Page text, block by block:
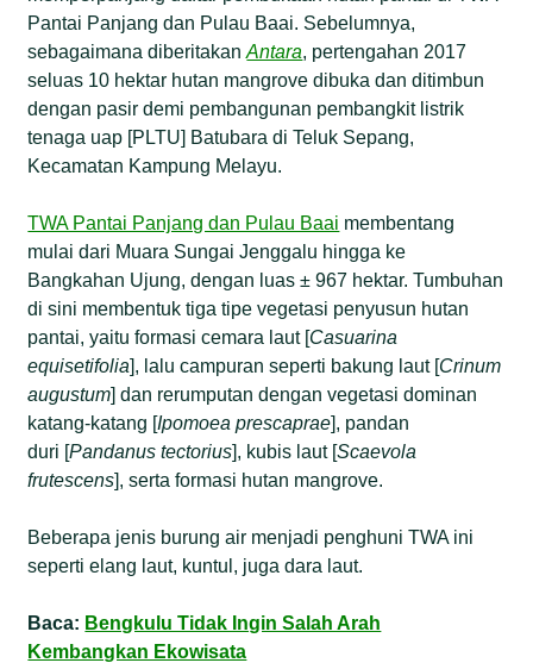
Pantai Panjang dan Pulau Baai. Sebelumnya,
sebagaimana diberitakanAntara, pertengahan 2017
seluas 10 hektar hutan mangrove dibuka dan ditimbun
dengan pasir demi pembangunan pembangkit listrik
tenaga uap [PLTU] Batubara di Teluk Sepang,
Kecamatan Kampung Melayu.
TWA Pantai Panjang dan Pulau Baai membentang
mulai dari Muara Sungai Jenggalu hingga ke
Bangkahan Ujung, dengan luas ± 967 hektar. Tumbuhan
di sini membentuk tiga tipe vegetasi penyusun hutan
pantai, yaitu formasi cemara laut [Casuarina
equisetifolia], lalu campuran seperti bakung laut [Crinum
augustum] dan rerumputan dengan vegetasi dominan
katang-katang [Ipomoea prescaprae], pandan
duri [Pandanus tectorius], kubis laut [Scaevola
frutescens], serta formasi hutan mangrove.
Beberapa jenis burung air menjadi penghuni TWA ini
seperti elang laut, kuntul, juga dara laut.
Baca: Bengkulu Tidak Ingin Salah Arah
Kembangkan Ekowisata